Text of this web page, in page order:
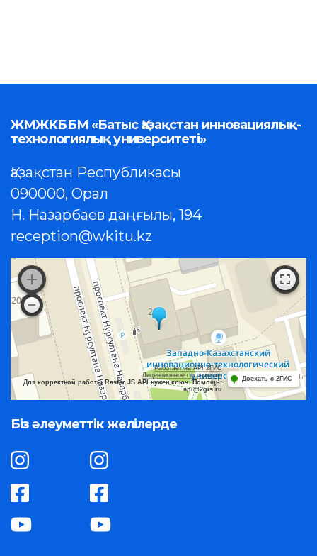
ЖМЖКББМ «Батыс Қазақстан инновациялық-
технологиялық университеті»
Қазақстан Республикасы
090000, Орал
Н. Назарбаев даңғылы, 194
reception@wkitu.kz
Работает на API 2ГИС
Лицензионное соглашение
Для корректной работы Raster JS API нужен ключ. Помощь:
api@2gis.ru
Доехать с 2ГИС
Біз әлеуметтік желілерде